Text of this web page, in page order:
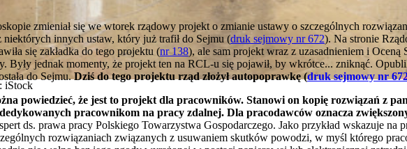
iStock
zmieniał się we wtorek rządowy projekt o zmianie ustawy o szczególnych
niektórych innych ustaw, który już trafił do Sejmu (druk sejmowy nr 672). Na stronie
się zakładka do tego projektu (nr 138), ale sam projekt wraz z uzasadnieniem i Oceną
Były jednak momenty, że projekt ten na RCL-u się pojawił, by wkrótce... zniknąć.
do Sejmu.Dziś do tego projektu rząd złożył autopoprawkę (druk sejmowy nr
powiedzieć, że jest to projekt dla pracowników. Stanowi on kopię rozwiązań z
pracownikom na pracy zdalnej. Dla pracodawców oznacza
ds. prawa pracy Polskiego Towarzystwa Gospodarczego. Jako przykład wskazuje
rozwiązaniach związanych z usuwaniem skutków powodzi, w myśl którego